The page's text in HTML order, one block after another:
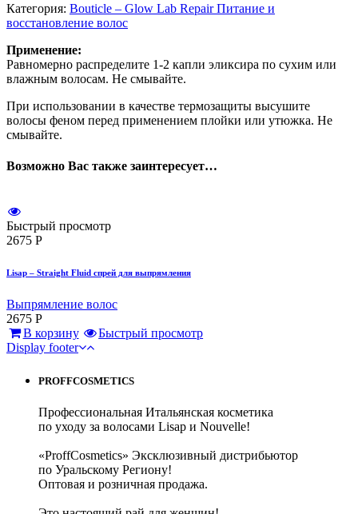
Категория: Bouticle – Glow Lab Repair Питание и
восстановление волос
Применение:
Равномерно распределите 1-2 капли эликсира по сухим или
влажным волосам. Не смывайте.
При использовании в качестве термозащиты высушите
волосы феном перед применением плойки или утюжка. Не
смывайте.
Возможно Вас также заинтересует…
Быстрый просмотр
2675 Р
Lisap – Straight Fluid спрей для выпрямления
Выпрямление волос
2675 Р
В корзину
Быстрый просмотр
Display footer
PROFFCOSMETICS
Профессиональная Итальянская косметика
по уходу за волосами Lisap и Nouvelle!
«ProffCosmetics» Эксклюзивный дистрибьютор
по Уральскому Региону!
Оптовая и розничная продажа.